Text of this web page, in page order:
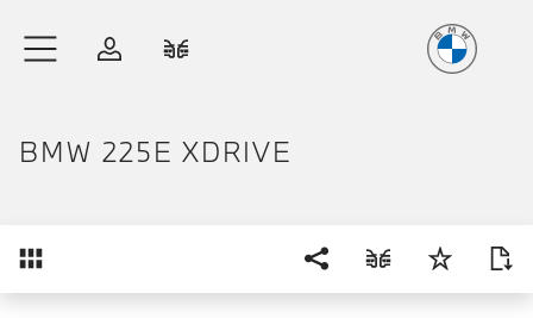
Anmelden
BMW 225E XDRIVE